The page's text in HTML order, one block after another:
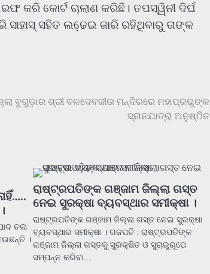
କରି କୋର୍ଟ ଚାଲାଣ କରିଛି। ତପସ୍ୱିନୀ ଦିର୍ଘ
ସାହାସ୍ ସହିତ ଲଢେ଼ଇ ଜାରି ରହିଥିବାରୁ ତାଙ୍କ
ବୁଗୁଡ଼ାର ଶ୍ରୀ ବଳଦେବଜୀଉ ମନ୍ଦିରରେ ମହାପ୍ରଭୁଙ୍କ
ସ୍ନାନଯାତ୍ରା ଅନୁଷ୍ଠିତ
ଚଲା
।
ରାଷ୍ଟ୍ରପତିଙ୍କ ଗଞ୍ଜାମ ଜିଲ୍ଲା ଗସ୍ତ
ନେଇ ସୁରକ୍ଷା ବ୍ୟବସ୍ଥାର ସମୀକ୍ଷା ।
ରାଷ୍ଟ୍ରପତିଙ୍କ ଗଞ୍ଜାମ ଜିଲ୍ଲା ଗସ୍ତ ନେଇ ସୁରକ୍ଷା
ବ୍ୟବସ୍ଥାର ସମୀକ୍ଷା । ଗଜପତି : ରାଷ୍ଟ୍ରପତିଙ୍କ
ଗଞ୍ଜାମ ଜିଲ୍ଲା ଗସ୍ତକୁ ସୁରକ୍ଷିତ ଓ ସୁଚାରୁରୂପେ
ସମ୍ପନ୍ନ କରିବା…